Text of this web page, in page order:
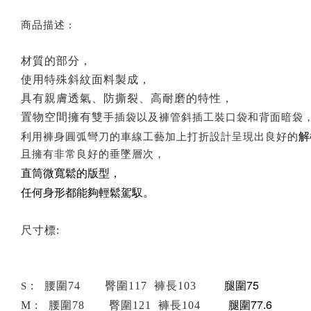
商品描述 :
材質的部分，
使用特殊斜紋面料製成，
具有親膚透氣、防撕裂、高耐磨的特性，
置物空間擁有雙手插袋以及褲管斜插工裝口袋和背面暗袋，
利用褲身圓弧彎刀的車線工藝加上打折設計呈現出良好的
且擁有非常良好的垂墜層次，
直筒微寬鬆的版型，
任何身形都能夠輕鬆駕馭。
尺寸標:
S : 腰圍74 臀圍117 褲長103 腿圍75
M : 腰圍78 臀圍121 褲長104 腿圍77.6